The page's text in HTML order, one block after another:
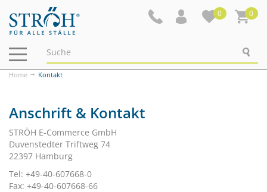
0 0
Navigation
ein-/ausblenden
Home Kontakt
Anschrift & Kontakt
STRÖH E-Commerce GmbH
Duvenstedter Triftweg 74
22397 Hamburg
Tel: +49-40-607668-0
Fax: +49-40-607668-66